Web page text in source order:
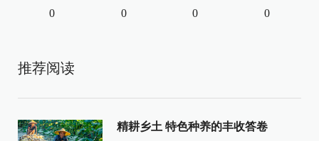
0 0 0 0
推荐阅读
精耕乡土 特色种养的丰收答卷